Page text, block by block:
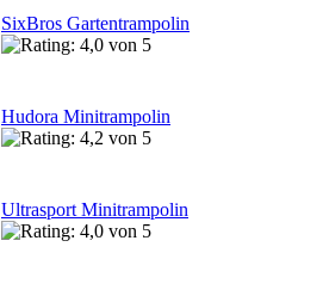
SixBros Gartentrampolin
Hudora Minitrampolin
Ultrasport Minitrampolin